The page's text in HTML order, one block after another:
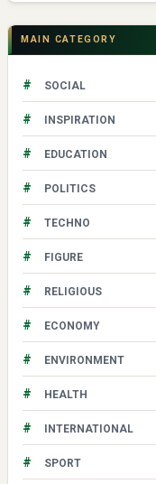
MAIN CATEGORY
# SOCIAL
# INSPIRATION
# EDUCATION
# POLITICS
# TECHNO
# FIGURE
# RELIGIOUS
# ECONOMY
# ENVIRONMENT
# HEALTH
# INTERNATIONAL
# SPORT